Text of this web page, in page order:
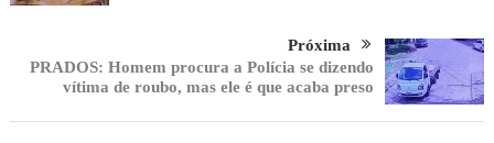
Próxima
PRADOS: Homem procura a Polícia se dizendo
vítima de roubo, mas ele é que acaba preso